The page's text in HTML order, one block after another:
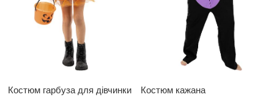
Костюм гарбуза для дівчинки Костюм кажана